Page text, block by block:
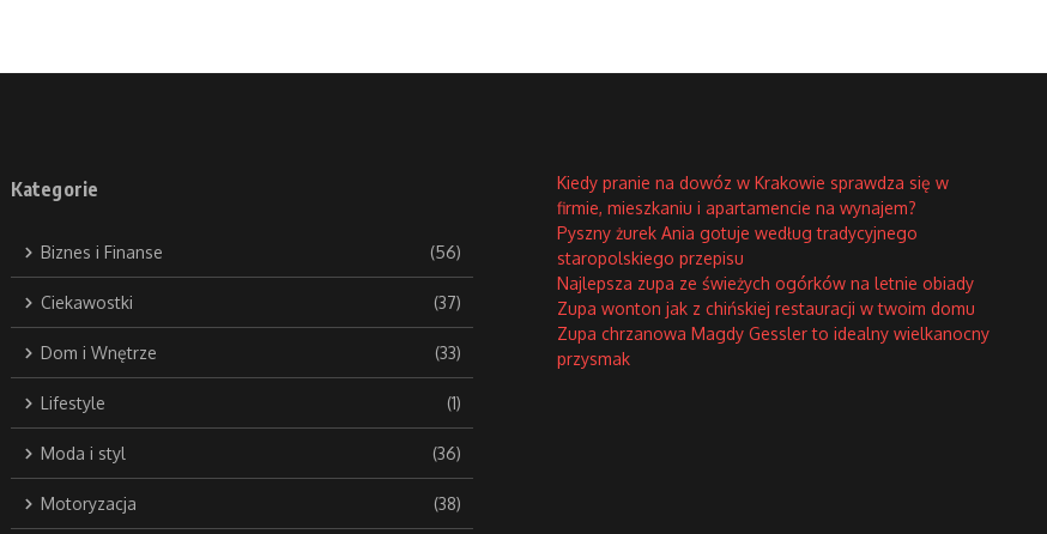
Kategorie
Biznes i Finanse (56)
Ciekawostki (37)
Dom i Wnętrze (33)
Lifestyle (1)
Moda i styl (36)
Motoryzacja (38)
Kiedy pranie na dowóz w Krakowie sprawdza się w
firmie, mieszkaniu i apartamencie na wynajem?
Pyszny żurek Ania gotuje według tradycyjnego
staropolskiego przepisu
Najlepsza zupa ze świeżych ogórków na letnie obiady
Zupa wonton jak z chińskiej restauracji w twoim domu
Zupa chrzanowa Magdy Gessler to idealny wielkanocny
przysmak